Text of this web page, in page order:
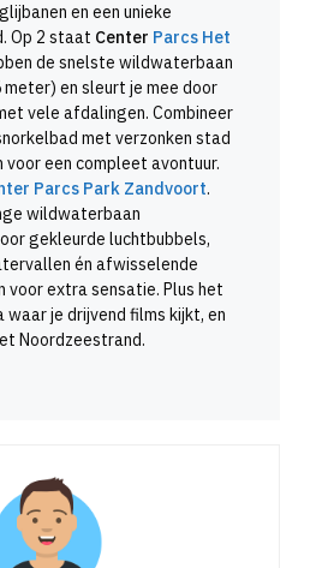
en een unieke
Op 2 staat Center Parcs Het
de snelste wildwaterbaan
meter) en sleurt je mee door
vele afdalingen. Combineer
met verzonken stad
een compleet avontuur.
Parcs Park Zandvoort.
wildwaterbaan
gekleurde luchtbubbels,
én afwisselende
extra sensatie. Plus het
waar je drijvend films kijkt, en
Noordzeestrand.